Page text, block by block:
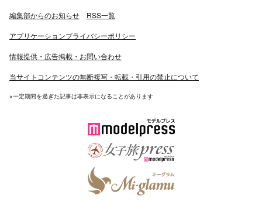
編集部からのお知らせ RSS一覧
アプリケーションプライバシーポリシー
情報提供・広告掲載・お問い合わせ
当サイトコンテンツの無断複写・転載・引用の禁止について
※一定期間を過ぎた記事は非表示になることがあります